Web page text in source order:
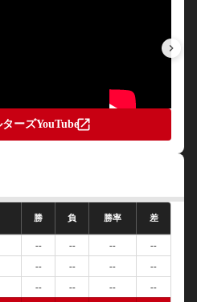
keyboard_arrow_right
ーズYouTubeopen_in_new
勝 負 勝率 差
-- -- -- --
-- -- -- --
-- -- -- --